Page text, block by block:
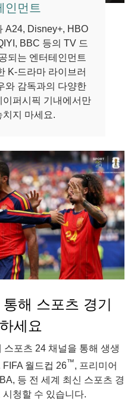
인먼트
A24, Disney+, HBO
BBC 등의 TV 드
되는 엔터테인먼트
K-드라마 라이브러
와 감독과의 다양한
퍼시픽 기내에서만
지 마세요.
해 스포츠 경기
세요
포츠 24 채널을 통해 생생
월드컵 26™, 프리미어
등 전 세계 최신 스포츠 경
청할 수 있습니다.